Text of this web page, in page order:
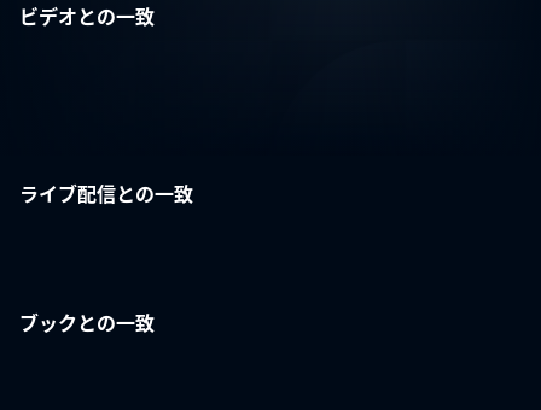
ビデオとの一致
ライブ配信との一致
ブックとの一致